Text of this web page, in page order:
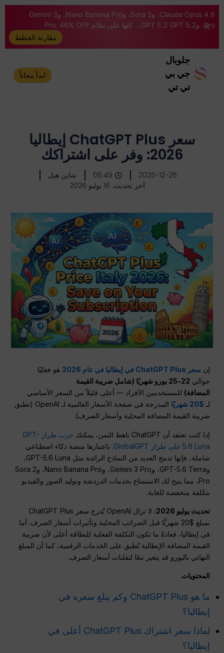
Claude Opus 4.6، وSora 2، وNano Banana Pro، وGemini 3
Pro، وGPT 5.2 GPT 5.2... كلها على نظام Pro. 46% OFF
مقارنة الخطط
جلوبال
جي بي
تي تي
ابدأ مجاناً
سعر ChatGPT Plus إيطاليا
2026: وفر على اشتراكك
2025-12-25
06:49
شاين هيل
آخر تحديث: 16 يوليو 2026
إن سعر ChatGPT Plus في إيطاليا في عام 2026
هو فعليًا
حوالي
22-25 يورو شهريًا (شامل ضريبة القيمة
المضافة) للمستخدمين الأفراد — أعلى قليلاً من السعر الأساسي
لـ $20 شهريًا
المدرجة في صفحة الأسعار العالمية لـ OpenAI (تطبق
ضريبة القيمة المضافة المحلية وأسعار الصرف).
إذا كنت تعتقد أن ChatGPT باهظ الثمن، يمكنك
جرب طراز GPT-
5.6 Luna على طراز GlobalGPT
. باعتبارها منصة ذكاء اصطناعي
شاملة، فإنها تدمج العديد من النماذج الرائدة مثل GPT-5.6 Luna،
وGPT-5.6 Terra، وGemini 3 Pro، وNano Banana Pro، وSora 2
Pro، مما يتيح لك الاستمتاع بخدمات الدردشة وتوليد الصور والفيديو
بتكلفة منخفضة للغاية.
تحديث يوليو 2026:
لا تزال OpenAI تُدرج سعر ChatGPT Plus
بمبلغ $20 شهريًّا قبل الضرائب المحلية وتأثيرات أسعار الصرف. أما
في إيطاليا، فعادةً ما تكون التكلفة الفعلية للبطاقة أعلى لأن ضريبة
القيمة المضافة الإيطالية تُطبق على الخدمات الرقمية، كما أن المبلغ
النهائي باليورو قد يتغير تبعًا لتقلبات أسعار الصرف.
المحتويات
ما هو ChatGPT Plus وكم يبلغ سعره في
إيطاليا؟
لماذا سعر اشتراك ChatGPT Plus أعلى في
إيطاليا؟